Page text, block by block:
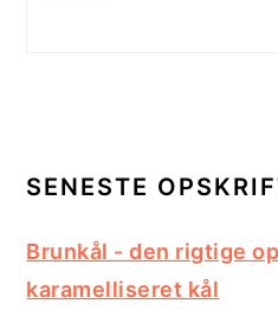
SENESTE
Brunkål - den rigtige
karamelliseret kål